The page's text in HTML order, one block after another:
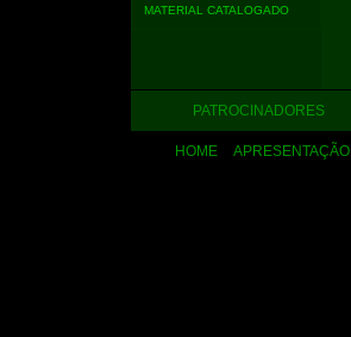
MATERIAL CATALOGADO
PATROCINADORES
HOME APRESENTAÇÃO